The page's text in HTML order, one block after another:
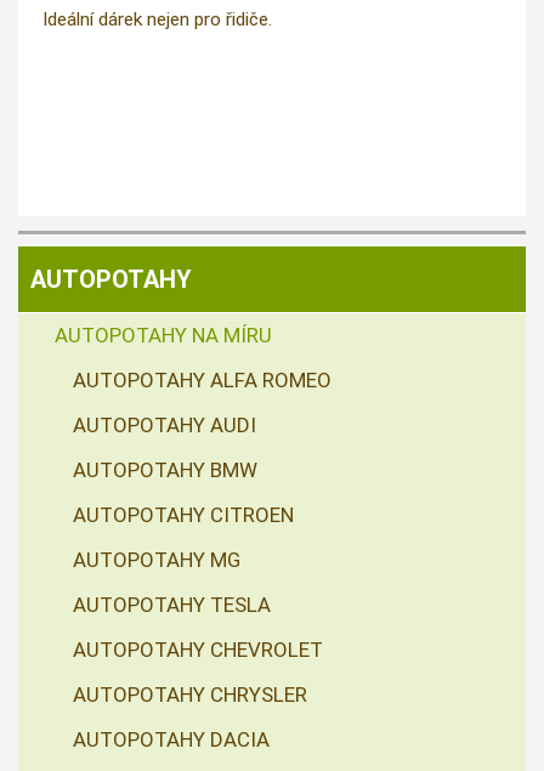
Ideální dárek nejen pro řidiče.
AUTOPOTAHY
AUTOPOTAHY NA MÍRU
AUTOPOTAHY ALFA ROMEO
AUTOPOTAHY AUDI
AUTOPOTAHY BMW
AUTOPOTAHY CITROEN
AUTOPOTAHY MG
AUTOPOTAHY TESLA
AUTOPOTAHY CHEVROLET
AUTOPOTAHY CHRYSLER
AUTOPOTAHY DACIA